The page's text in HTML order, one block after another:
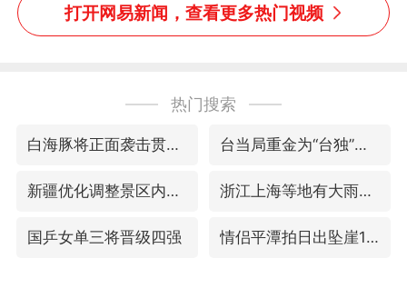
打开网易新闻，查看更多热门视频
热门搜索
白海豚将正面袭击贯穿浙江 台当局重金为“台独”织“皇帝新衣”
新疆优化调整景区内自驾服务费 浙江上海等地有大雨或暴雨
国乒女单三将晋级四强 情侣平潭拍日出坠崖1死1伤